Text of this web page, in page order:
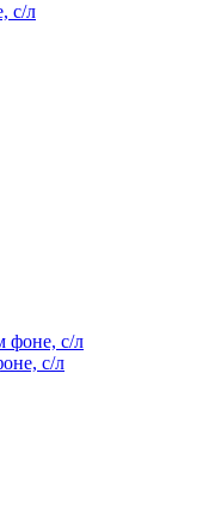
с/л
с/л